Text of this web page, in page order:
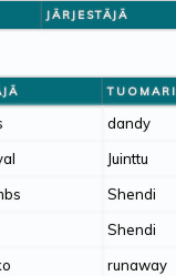
JÄRJESTÄJÄ
TUOMARI
dandy
Juinttu
Shendi
Shendi
runaway